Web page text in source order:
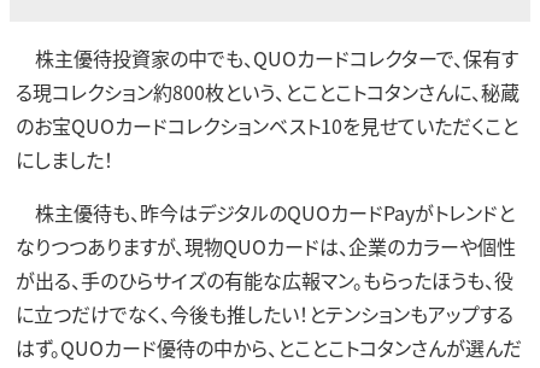
株主優待投資家の中でも、QUOカードコレクターで、保有す
る現コレクション約800枚という、とことこトコタンさんに、秘蔵
のお宝QUOカードコレクションベスト10を見せていただくこと
にしました！
株主優待も、昨今はデジタルのQUOカードPayがトレンドと
なりつつありますが、現物QUOカードは、企業のカラーや個性
が出る、手のひらサイズの有能な広報マン。もらったほうも、役
に立つだけでなく、今後も推したい！とテンションもアップする
はず。QUOカード優待の中から、とことこトコタンさんが選んだ